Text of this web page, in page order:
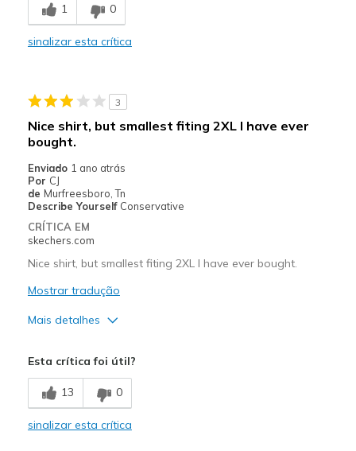
Melhores utilizações
Casual Wear
Special Occasions
Travel
Width
Sizing
1 0
sinalizar esta crítica
3
Nice shirt, but smallest fiting 2XL I have ever
bought.
Enviado 1 ano atrás
Por CJ
de Murfreesboro, Tn
Describe Yourself Conservative
CRÍTICA EM
skechers.com
Nice shirt, but smallest fiting 2XL I have ever bought.
Mostrar tradução
Mais detalhes
Sizing
Feels full size too small
Esta crítica foi útil?
13 0
sinalizar esta crítica